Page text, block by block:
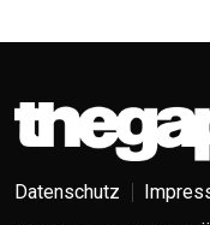
Datenschutz